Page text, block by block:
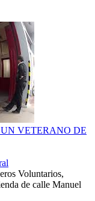
VETERANO DE
Voluntarios,
de calle Manuel